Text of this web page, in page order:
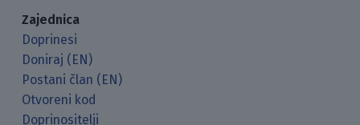
Zajednica
Doprinesi
Doniraj (EN)
Postani član (EN)
Otvoreni kod
Doprinositelji